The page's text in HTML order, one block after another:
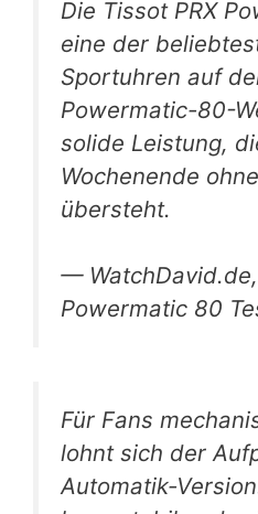
Die Tissot PRX
eine der
Sportuhren auf
Powermatic-80-
solide Leistung,
Wochenende
übersteht.
—
Powermatic 80
Für Fans
lohnt sich der
Automatik-